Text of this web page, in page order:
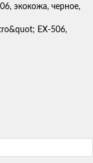
экокожа, черное,